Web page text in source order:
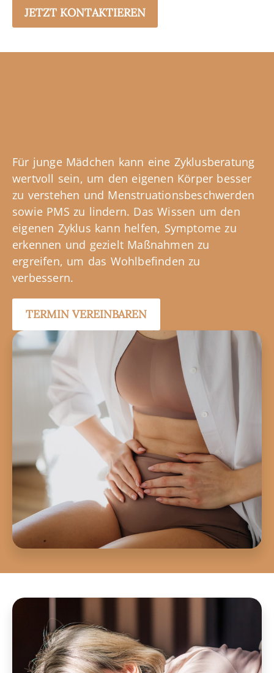
JETZT KONTAKTIEREN
Für junge Mädchen kann eine Zyklusberatung
wertvoll sein, um den eigenen Körper besser
zu verstehen und Menstruationsbeschwerden
sowie PMS zu lindern. Das Wissen um den
eigenen Zyklus kann helfen, Symptome zu
erkennen und gezielt Maßnahmen zu
ergreifen, um das Wohlbefinden zu
verbessern.
TERMIN VEREINBAREN